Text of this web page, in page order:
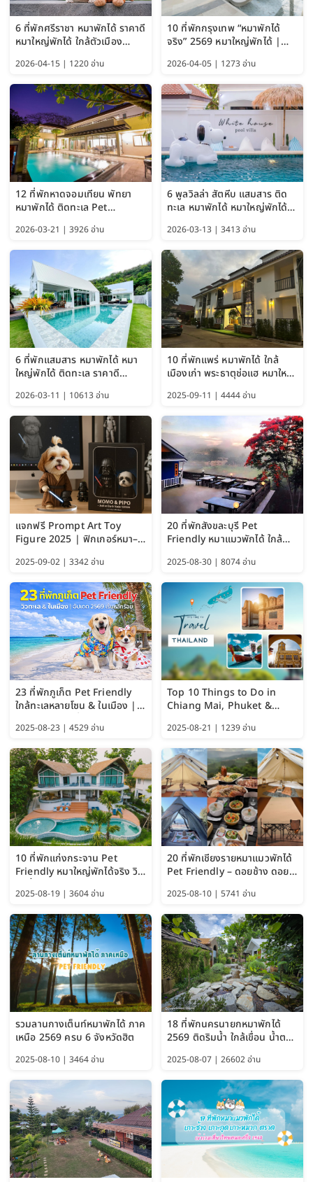
6 ที่พักศรีราชา หมาพักได้ ราคาดี
หมาใหญ่พักได้ ใกล้ตัวเมือง
2026-04-15 | 1220 อ่าน
10 ที่พักกรุงเทพ “หมาพักได้
จริง” 2569 หมาใหญ่พักได้ |
Bangkok อัปเดตล่าสุด
2026-04-05 | 1273 อ่าน
12 ที่พักหาดจอมเทียน พัทยา
หมาพักได้ ติดทะเล Pet
พักได้ อัปเดต 2569
2026-03-21 | 3926 อ่าน
6 พูลวิลล่า สัตหีบ แสมสาร ติด
ทะเล หมาพักได้ หมาใหญ่พักได้
2026-03-13 | 3413 อ่าน
6 ที่พักแสมสาร หมาพักได้ หมา
ใหญ่พักได้ ติดทะเล ราคาดี
2026-03-11 | 10613 อ่าน
10 ที่พักแพร่ หมาพักได้ ใกล้
เมืองเก่า พระธาตุช่อแฮ หมาใหญ่
พักได้ด้วย อัปเดต 2569
2025-09-11 | 4444 อ่าน
แจกฟรี Prompt Art Toy
Figure 2025 | ฟิกเกอร์หมา–
ChatGPT และ Gemini
2025-09-02 | 3342 อ่าน
20 ที่พักสังขละบุรี Pet
Friendly หมาแมวพักได้ ใกล้
2025-08-30 | 8074 อ่าน
23 ที่พักภูเก็ต Pet Friendly
ใกล้ทะเลหลายโซน & ในเมือง |
2025-08-23 | 4529 อ่าน
Top 10 Things to Do in
Chiang Mai, Phuket &
Guide 2025)
2025-08-21 | 1239 อ่าน
10 ที่พักแก่งกระจาน Pet
Friendly หมาใหญ่พักได้จริง วิว
2025-08-19 | 3604 อ่าน
20 ที่พักเชียงรายหมาแมวพักได้
Pet Friendly – ดอยช้าง ดอย
2025-08-10 | 5741 อ่าน
รวมลานกางเต็นท์หมาพักได้ ภาค
เหนือ 2569 ครบ 6 จังหวัดฮิต
2025-08-10 | 3464 อ่าน
18 ที่พักนครนายกหมาพักได้
2569 ติดริมน้ำ ใกล้เขื่อน น้ำตก
ได้
2025-08-07 | 26602 อ่าน